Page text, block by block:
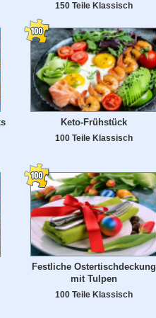
150 Teile Klassisch
Keto-Frühstück
100 Teile Klassisch
Festliche Ostertischdeckung
mit Tulpen
100 Teile Klassisch